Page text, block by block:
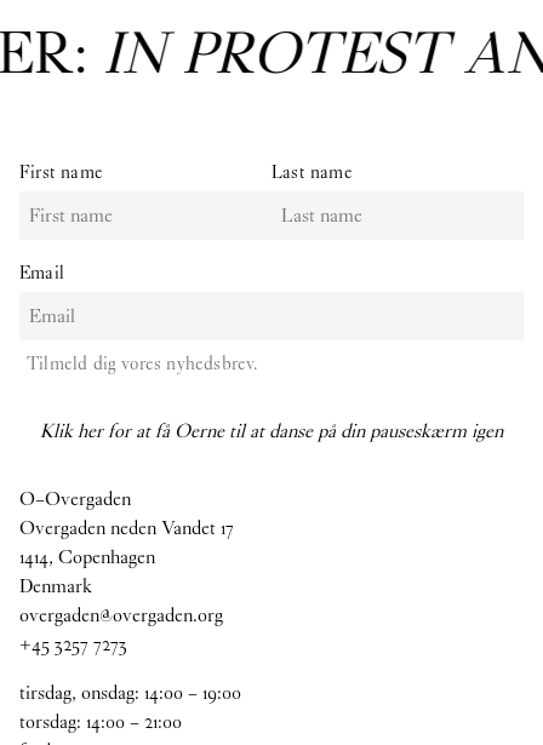
IN PROTEST
First name Last name
Email
Tilmeld dig vores nyhedsbrev.
Klik her for at få Oerne til at danse på din pauseskærm igen
O–Overgaden
Overgaden neden Vandet 17
1414, Copenhagen
Denmark
overgaden@overgaden.org
+45 3257 7273
tirsdag, onsdag: 14:00–19:00
torsdag: 14:00–21:00